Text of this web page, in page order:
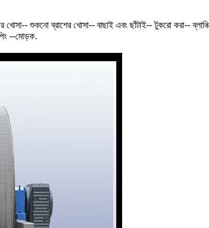
খোসা-- শুকনো ব্রাশের খোসা-- বাছাই এবং ছাঁটাই-- টুকরো করা--
--মোড়ক.